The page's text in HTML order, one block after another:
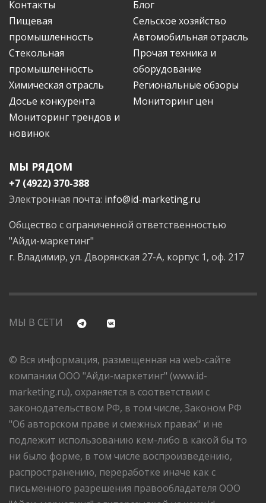
Контакты
Блог
Пищевая
промышленность
Сельское хозяйство
Автомобильная отрасль
Стекольная
промышленность
Прочая техника и
оборудование
Химическая отрасль
Региональные обзоры
Досье конкурента
Мониторинг цен
Мониторинг трендов и
новинок
МЫ РЯДОМ
+7 (4922) 370-388
Электронная почта: info@id-marketing.ru
Общество с ограниченной ответственностью
"Айди-маркетинг"
г. Владимир, ул. Дворянская 27-А, корпус 1, оф. 217
МЫ В СЕТИ
© Вся информация, размещенная на web-сайте
компании ООО "Айди-маркетинг" (www.id-
marketing.ru), охраняется в соответствии с
законодательством РФ, в том числе, Законом РФ
"Об авторском праве и смежных правах" и не
подлежит использованию кем-либо в какой бы то
ни было форме, в том числе воспроизведению,
распространению, переработке иначе как с
письменного разрешения правообладателя ООО